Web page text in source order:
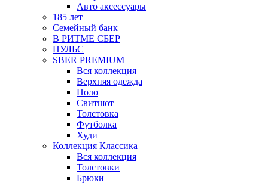
Авто аксессуары
185 лет
Семейный банк
В РИТМЕ СБЕР
ПУЛЬС
SBER PREMIUM
Вся коллекция
Верхняя одежда
Поло
Свитшот
Толстовка
Футболка
Худи
Коллекция Классика
Вся коллекция
Толстовки
Брюки